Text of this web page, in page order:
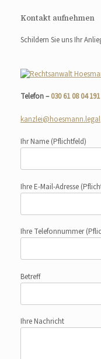
Kontakt aufnehmen
Schildern Sie uns Ihr
Telefon –030 61 08 04 191
kanzlei@hoesmann.legal
Ihr Name (Pflichtfeld)
Ihre E-Mail-Adresse
Ihre Telefonnummer
Betreff
Ihre Nachricht